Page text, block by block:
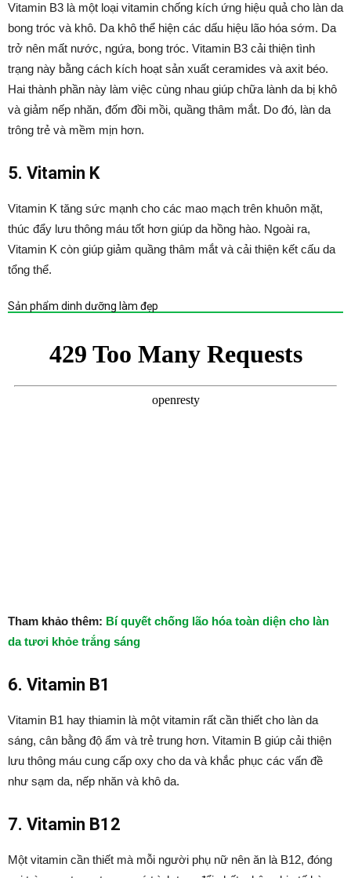
Vitamin B3 là một loại vitamin chống kích ứng hiệu quả cho làn da
bong tróc và khô. Da khô thể hiện các dấu hiệu lão hóa sớm. Da
trở nên mất nước, ngứa, bong tróc. Vitamin B3 cải thiện tình
trạng này bằng cách kích hoạt sản xuất ceramides và axit béo.
Hai thành phần này làm việc cùng nhau giúp chữa lành da bị khô
và giảm nếp nhăn, đốm đồi mồi, quầng thâm mắt. Do đó, làn da
trông trẻ và mềm mịn hơn.
5. Vitamin K
Vitamin K tăng sức mạnh cho các mao mạch trên khuôn mặt,
thúc đẩy lưu thông máu tốt hơn giúp da hồng hào. Ngoài ra,
Vitamin K còn giúp giảm quầng thâm mắt và cải thiện kết cấu da
tổng thể.
Sản phẩm dinh dưỡng làm đẹp
Tham khảo thêm: Bí quyết chống lão hóa toàn diện cho làn
da tươi khỏe trắng sáng
6. Vitamin B1
Vitamin B1 hay thiamin là một vitamin rất cần thiết cho làn da
sáng, cân bằng độ ẩm và trẻ trung hơn. Vitamin B giúp cải thiện
lưu thông máu cung cấp oxy cho da và khắc phục các vấn đề
như sạm da, nếp nhăn và khô da.
7. Vitamin B12
Một vitamin cần thiết mà mỗi người phụ nữ nên ăn là B12, đóng